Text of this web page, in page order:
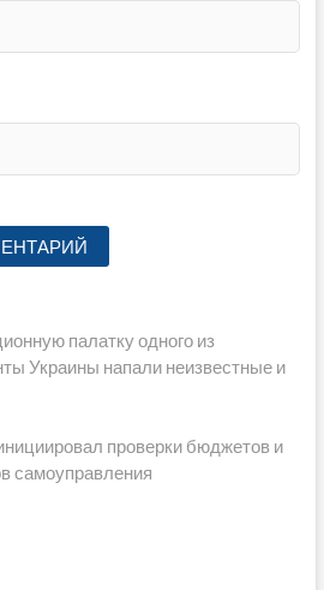
палатку одного из
Украины напали неизвестные и
проверки бюджетов и
самоуправления